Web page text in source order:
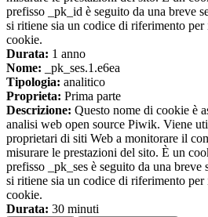
prefisso _pk_id è seguito da una breve
si ritiene sia un codice di riferimento
cookie.
Durata: 1 anno
Nome: _pk_ses.1.e6ea
Tipologia: analitico
Proprieta: Prima parte
Descrizione: Questo nome di cookie è
analisi web open source Piwik. Viene
proprietari di siti Web a monitorare il
misurare le prestazioni del sito. È un
prefisso _pk_ses è seguito da una breve
si ritiene sia un codice di riferimento
cookie.
Durata: 30 minuti